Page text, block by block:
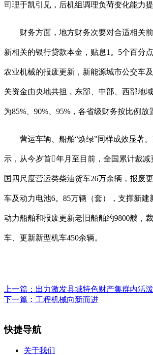
司理于凯引见，后机组调理负荷变化能力提
财务方面，地方财务次要对合适相关前
新相关的银行贷款本金，贴息1。5个百分
农业机械的报废更新，新能源城市公交车
关资金由央地共担，东部、中部、西部地
为85%、90%、95%，各省级财务按比例放
营运车辆、船舶“焕绿”同样成效显著。
示，从今岁首年月至目前，全国累计裁减
国四尺度营运类柴油货车26万余辆，报废
车及动力电池6。85万辆（套），支撑新建
动力船舶和报废更新老旧船舶约9800艘，
车、更新新型机车450余辆。
上一篇： 出力激发县域特色财产集群内活
下一篇： 工程机械向新而进
快捷导航
关于我们